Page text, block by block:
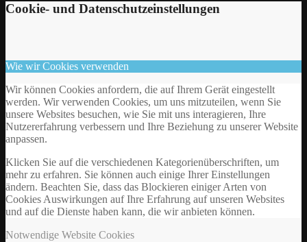
Cookie- und Datenschutzeinstellungen
Wie wir Cookies verwenden
Wir können Cookies anfordern, die auf Ihrem Gerät eingestellt
werden. Wir verwenden Cookies, um uns mitzuteilen, wenn Sie
unsere Websites besuchen, wie Sie mit uns interagieren, Ihre
Nutzererfahrung verbessern und Ihre Beziehung zu unserer Website
anpassen.
Klicken Sie auf die verschiedenen Kategorienüberschriften, um
mehr zu erfahren. Sie können auch einige Ihrer Einstellungen
ändern. Beachten Sie, dass das Blockieren einiger Arten von
Cookies Auswirkungen auf Ihre Erfahrung auf unseren Websites
und auf die Dienste haben kann, die wir anbieten können.
Notwendige Website Cookies